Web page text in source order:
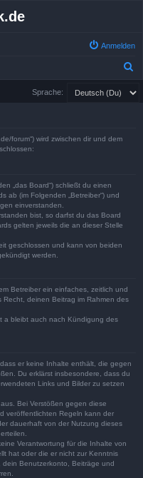
Anmelden
Sprache:
forum“) wird zwischen dir und dem
„das Board“) schließt du einen
ab (im Folgenden „Betreiber“) und
einverstanden.
bist, so darfst du das Board
gelten jeweils die an dieser Stelle
geschlossen und kann von beiden
werden.
Betreiber ein einfaches, zeitlich und
deinen Beitrag im Rahmen des
a bleibt auch nach Kündigung des
er keine Inhalte enthält, die gegen
Du erklärst insbesondere, dass du
Links und Bilder zu setzen
Bei Verstößen gegen diese
veröffentlichten Regeln kann der
dauerhaft von der Nutzung dieses
Verantwortung für die Inhalte von
hat oder die er nicht zur Kenntnis
Benutzerkonto, Beiträge und